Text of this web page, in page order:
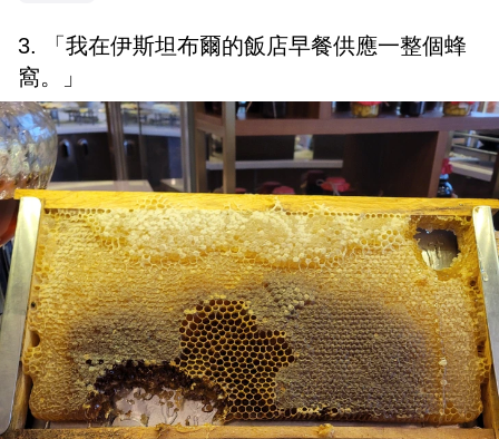
3. 「我在伊斯坦布爾的飯店早餐供應一整個蜂
窩。」